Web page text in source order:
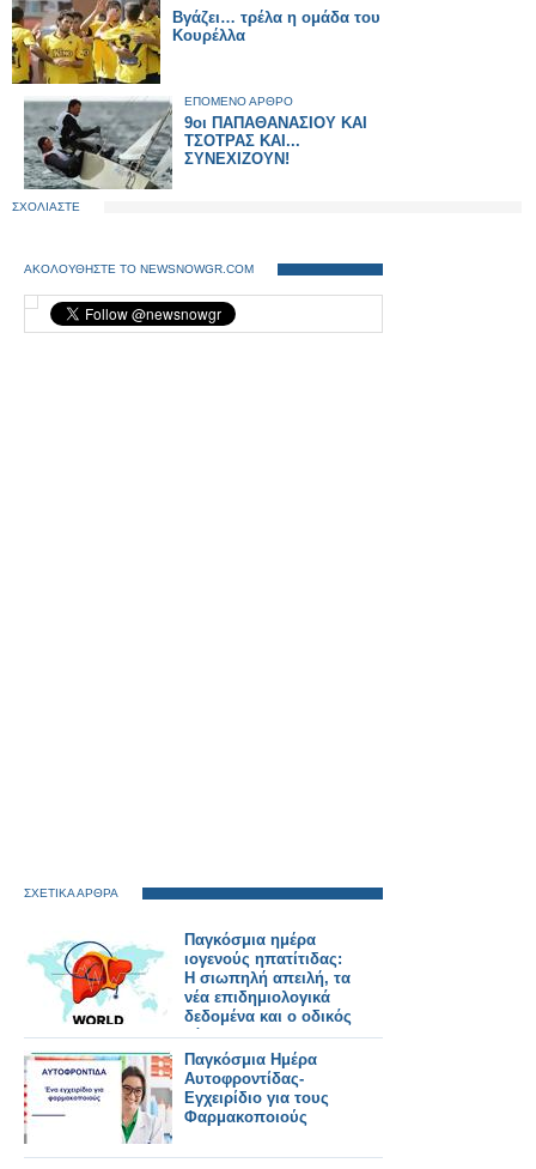
Βγάζει… τρέλα η ομάδα του
Κουρέλλα
ΕΠΟΜΕΝΟ ΑΡΘΡΟ
9οι ΠΑΠΑΘΑΝΑΣΙΟΥ ΚΑΙ
ΤΣΟΤΡΑΣ ΚΑΙ...
ΣΥΝΕΧΙΖΟΥΝ!
ΣΧΟΛΙΑΣΤΕ
ΑΚΟΛΟΥΘΗΣΤΕ ΤΟ NEWSNOWGR.COM
ΣΧΕΤΙΚΑ ΑΡΘΡΑ
Παγκόσμια ημέρα
ιογενούς ηπατίτιδας:
Η σιωπηλή απειλή, τα
νέα επιδημιολογικά
δεδομένα και ο οδικός
χάρτης για την
εξάλειψη της νόσου
Παγκόσμια Ημέρα
Αυτοφροντίδας-
Εγχειρίδιο για τους
Φαρμακοποιούς